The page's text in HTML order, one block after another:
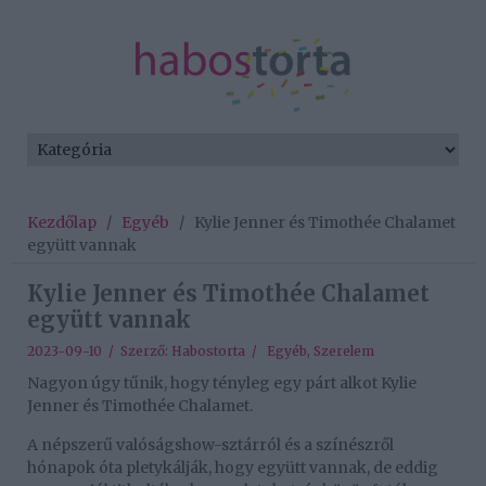
Kezdőlap / Egyéb / Kylie Jenner és Timothée Chalamet
együtt vannak
Kylie Jenner és Timothée Chalamet
együtt vannak
2023-09-10 / Szerző: Habostorta / Egyéb, Szerelem
Nagyon úgy tűnik, hogy tényleg egy párt alkot Kylie
Jenner és Timothée Chalamet.
A népszerű valóságshow-sztárról és a színészről
hónapok óta pletykálják, hogy együtt vannak, de eddig